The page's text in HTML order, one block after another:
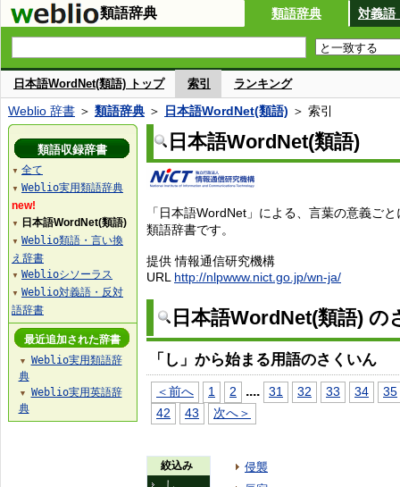
類語辞典 類語辞典 対義語
日本語WordNet(類語) トップ 索引 ランキング
Weblio 辞書 ＞ 類語辞典 ＞ 日本語WordNet(類語) ＞ 索引
日本語WordNet(類語)
「日本語WordNet」による、言葉の意義ご
類語辞書です。
提供 情報通信研究機構
URL http://nlpwww.nict.go.jp/wn-ja/
日本語WordNet(類語) の
「し」から始まる用語のさくいん
＜前へ 1 2 .... 31 32 33 34
35
42
43 次へ＞
絞込み
し
侵襲
類語収録辞書
▼ 全て
▼ Weblio実用類語辞典
new!
▼ 日本語WordNet(類語)
▼ Weblio類語・言い換
え辞書
▼ Weblioシソーラス
▼ Weblio対義語・反対
語辞書
最近追加された辞書
▼
Weblio実用類語辞
典
▼
Weblio実用英語辞
典